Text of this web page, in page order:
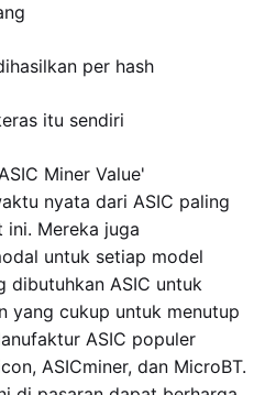
per hash
itu sendiri
Miner Value'
nyata dari ASIC paling
ini. Mereka juga
untuk setiap model
ASIC untuk
yang cukup untuk menutup
ASIC populer
ASICminer, dan MicroBT.